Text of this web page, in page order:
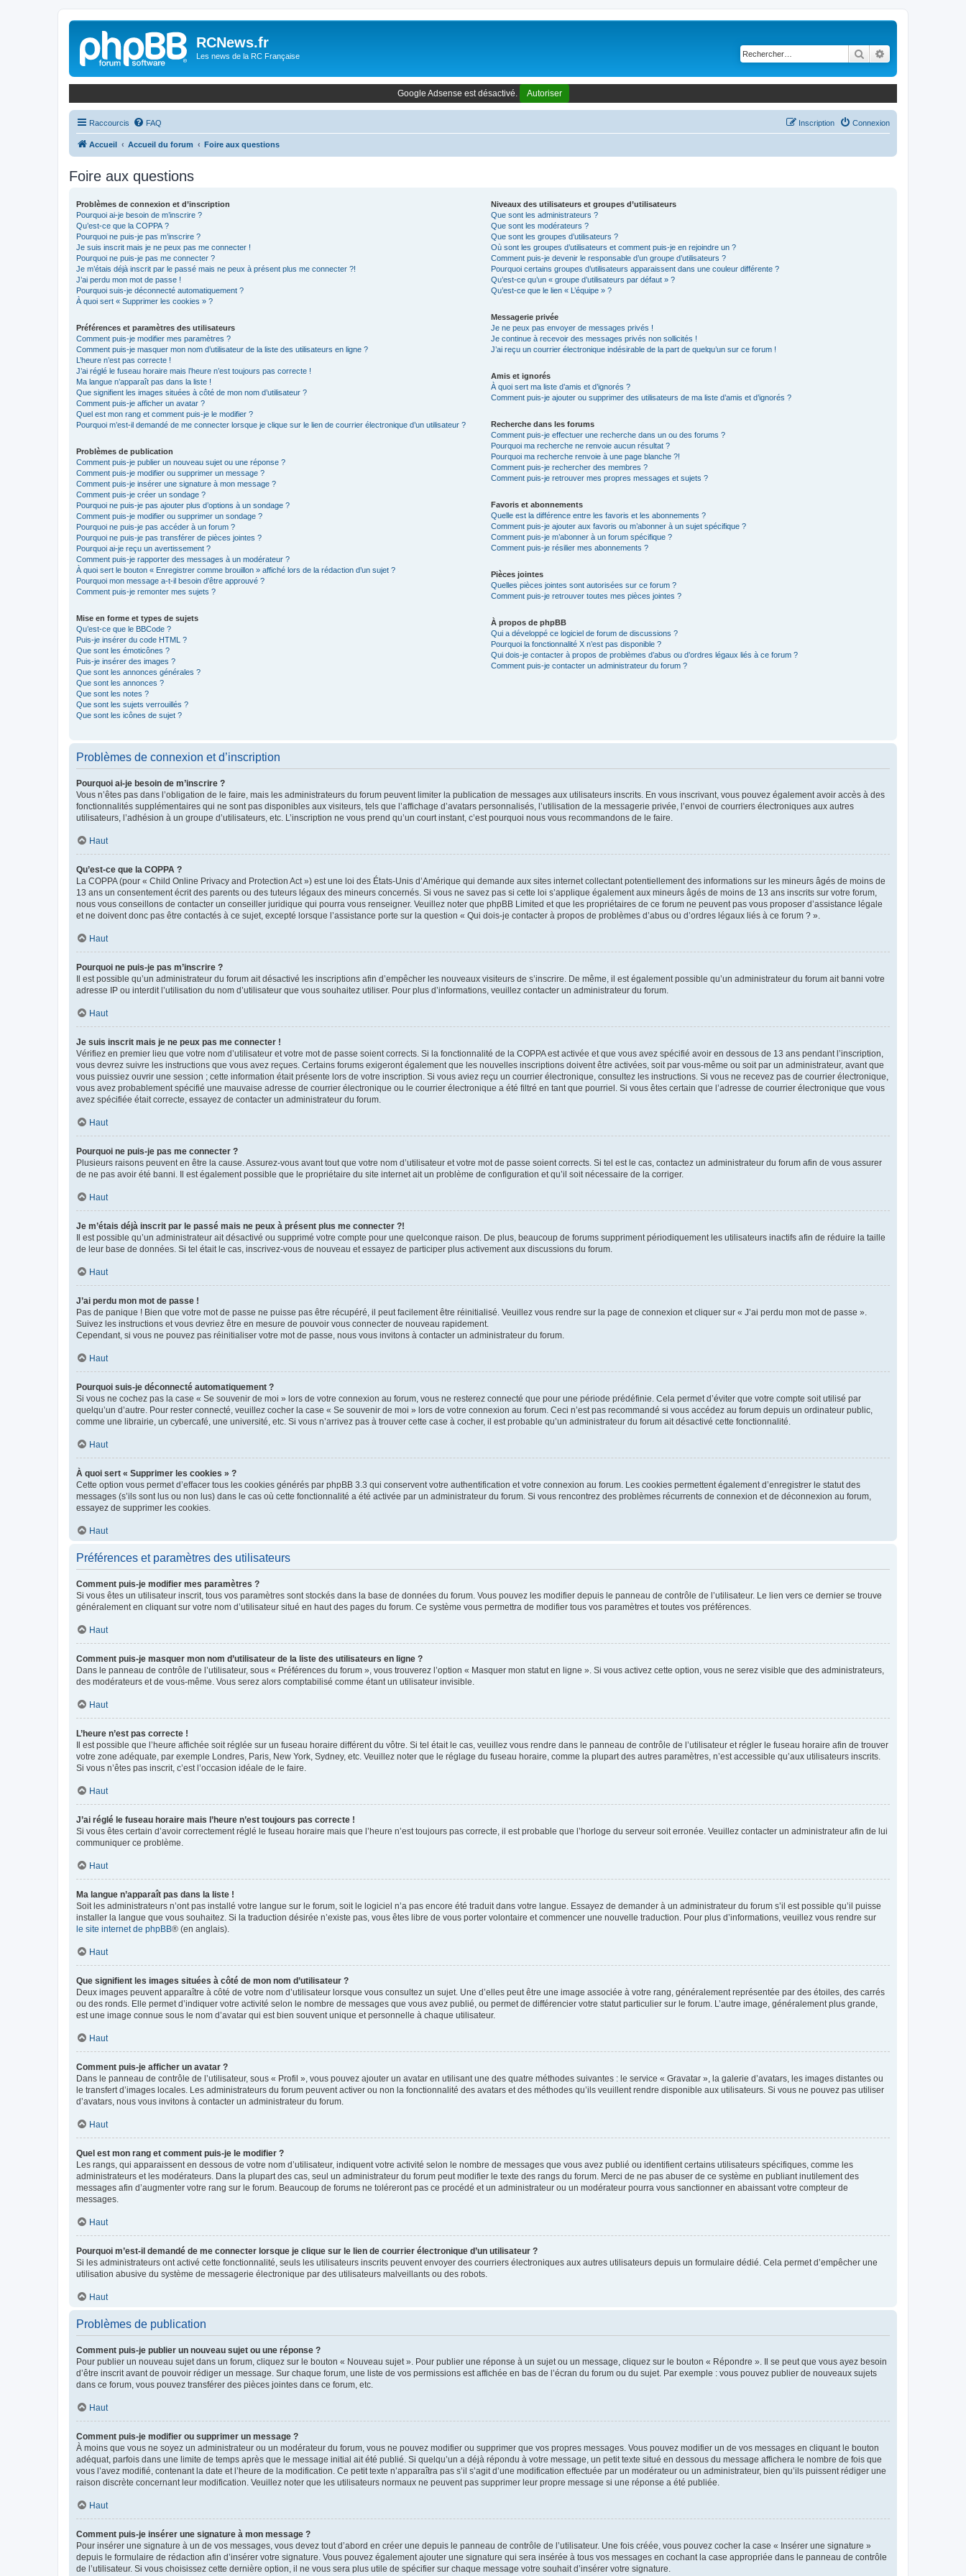
RCNews.fr
Les news de la RC Française Rechercher
Google Adsense est désactivé. Autoriser
Raccourcis FAQ Connexion
Inscription
Accueil Accueil du forum Foire aux questions
Foire aux questions
Problèmes de connexion et d’inscription
Pourquoi ai-je besoin de m’inscrire ?
Qu’est-ce que la COPPA ?
Pourquoi ne puis-je pas m’inscrire ?
Je suis inscrit mais je ne peux pas me connecter !
Pourquoi ne puis-je pas me connecter ?
Je m’étais déjà inscrit par le passé mais ne peux à présent plus me connecter ?!
J’ai perdu mon mot de passe !
Pourquoi suis-je déconnecté automatiquement ?
À quoi sert « Supprimer les cookies » ?
Préférences et paramètres des utilisateurs
Comment puis-je modifier mes paramètres ?
Comment puis-je masquer mon nom d’utilisateur de la liste des utilisateurs en ligne ?
L’heure n’est pas correcte !
J’ai réglé le fuseau horaire mais l’heure n’est toujours pas correcte !
Ma langue n’apparaît pas dans la liste !
Que signifient les images situées à côté de mon nom d’utilisateur ?
Comment puis-je afficher un avatar ?
Quel est mon rang et comment puis-je le modifier ?
Pourquoi m’est-il demandé de me connecter lorsque je clique sur le lien de courrier électronique d’un utilisateur ?
Problèmes de publication
Comment puis-je publier un nouveau sujet ou une réponse ?
Comment puis-je modifier ou supprimer un message ?
Comment puis-je insérer une signature à mon message ?
Comment puis-je créer un sondage ?
Pourquoi ne puis-je pas ajouter plus d’options à un sondage ?
Comment puis-je modifier ou supprimer un sondage ?
Pourquoi ne puis-je pas accéder à un forum ?
Pourquoi ne puis-je pas transférer de pièces jointes ?
Pourquoi ai-je reçu un avertissement ?
Comment puis-je rapporter des messages à un modérateur ?
À quoi sert le bouton « Enregistrer comme brouillon » affiché lors de la rédaction d’un sujet ?
Pourquoi mon message a-t-il besoin d’être approuvé ?
Comment puis-je remonter mes sujets ?
Mise en forme et types de sujets
Qu’est-ce que le BBCode ?
Puis-je insérer du code HTML ?
Que sont les émoticônes ?
Puis-je insérer des images ?
Que sont les annonces générales ?
Que sont les annonces ?
Que sont les notes ?
Que sont les sujets verrouillés ?
Que sont les icônes de sujet ?
Niveaux des utilisateurs et groupes d’utilisateurs
Que sont les administrateurs ?
Que sont les modérateurs ?
Que sont les groupes d’utilisateurs ?
Où sont les groupes d’utilisateurs et comment puis-je en rejoindre un ?
Comment puis-je devenir le responsable d’un groupe d’utilisateurs ?
Pourquoi certains groupes d’utilisateurs apparaissent dans une couleur différente ?
Qu’est-ce qu’un « groupe d’utilisateurs par défaut » ?
Qu’est-ce que le lien « L’équipe » ?
Messagerie privée
Je ne peux pas envoyer de messages privés !
Je continue à recevoir des messages privés non sollicités !
J’ai reçu un courrier électronique indésirable de la part de quelqu’un sur ce forum !
Amis et ignorés
À quoi sert ma liste d’amis et d’ignorés ?
Comment puis-je ajouter ou supprimer des utilisateurs de ma liste d’amis et d’ignorés ?
Recherche dans les forums
Comment puis-je effectuer une recherche dans un ou des forums ?
Pourquoi ma recherche ne renvoie aucun résultat ?
Pourquoi ma recherche renvoie à une page blanche ?!
Comment puis-je rechercher des membres ?
Comment puis-je retrouver mes propres messages et sujets ?
Favoris et abonnements
Quelle est la différence entre les favoris et les abonnements ?
Comment puis-je ajouter aux favoris ou m’abonner à un sujet spécifique ?
Comment puis-je m’abonner à un forum spécifique ?
Comment puis-je résilier mes abonnements ?
Pièces jointes
Quelles pièces jointes sont autorisées sur ce forum ?
Comment puis-je retrouver toutes mes pièces jointes ?
À propos de phpBB
Qui a développé ce logiciel de forum de discussions ?
Pourquoi la fonctionnalité X n’est pas disponible ?
Qui dois-je contacter à propos de problèmes d’abus ou d’ordres légaux liés à ce forum ?
Comment puis-je contacter un administrateur du forum ?
Problèmes de connexion et d’inscription
Pourquoi ai-je besoin de m’inscrire ?
Vous n’êtes pas dans l’obligation de le faire, mais les administrateurs du forum peuvent limiter la publication de messages aux utilisateurs inscrits. En vous inscrivant, vous pouvez également avoir accès à des
fonctionnalités supplémentaires qui ne sont pas disponibles aux visiteurs, tels que l’affichage d’avatars personnalisés, l’utilisation de la messagerie privée, l’envoi de courriers électroniques aux autres
utilisateurs, l’adhésion à un groupe d’utilisateurs, etc. L’inscription ne vous prend qu’un court instant, c’est pourquoi nous vous recommandons de le faire.
Haut
Qu’est-ce que la COPPA ?
La COPPA (pour « Child Online Privacy and Protection Act ») est une loi des États-Unis d’Amérique qui demande aux sites internet collectant potentiellement des informations sur les mineurs âgés de moins de
13 ans un consentement écrit des parents ou des tuteurs légaux des mineurs concernés. Si vous ne savez pas si cette loi s’applique également aux mineurs âgés de moins de 13 ans inscrits sur votre forum,
nous vous conseillons de contacter un conseiller juridique qui pourra vous renseigner. Veuillez noter que phpBB Limited et que les propriétaires de ce forum ne peuvent pas vous proposer d’assistance légale
et ne doivent donc pas être contactés à ce sujet, excepté lorsque l’assistance porte sur la question « Qui dois-je contacter à propos de problèmes d’abus ou d’ordres légaux liés à ce forum ? ».
Haut
Pourquoi ne puis-je pas m’inscrire ?
Il est possible qu’un administrateur du forum ait désactivé les inscriptions afin d’empêcher les nouveaux visiteurs de s’inscrire. De même, il est également possible qu’un administrateur du forum ait banni votre
adresse IP ou interdit l’utilisation du nom d’utilisateur que vous souhaitez utiliser. Pour plus d’informations, veuillez contacter un administrateur du forum.
Haut
Je suis inscrit mais je ne peux pas me connecter !
Vérifiez en premier lieu que votre nom d’utilisateur et votre mot de passe soient corrects. Si la fonctionnalité de la COPPA est activée et que vous avez spécifié avoir en dessous de 13 ans pendant l’inscription,
vous devrez suivre les instructions que vous avez reçues. Certains forums exigeront également que les nouvelles inscriptions doivent être activées, soit par vous-même ou soit par un administrateur, avant que
vous puissiez ouvrir une session ; cette information était présente lors de votre inscription. Si vous aviez reçu un courrier électronique, consultez les instructions. Si vous ne recevez pas de courrier électronique,
vous avez probablement spécifié une mauvaise adresse de courrier électronique ou le courrier électronique a été filtré en tant que pourriel. Si vous êtes certain que l’adresse de courrier électronique que vous
avez spécifiée était correcte, essayez de contacter un administrateur du forum.
Haut
Pourquoi ne puis-je pas me connecter ?
Plusieurs raisons peuvent en être la cause. Assurez-vous avant tout que votre nom d’utilisateur et votre mot de passe soient corrects. Si tel est le cas, contactez un administrateur du forum afin de vous assurer
de ne pas avoir été banni. Il est également possible que le propriétaire du site internet ait un problème de configuration et qu’il soit nécessaire de la corriger.
Haut
Je m’étais déjà inscrit par le passé mais ne peux à présent plus me connecter ?!
Il est possible qu’un administrateur ait désactivé ou supprimé votre compte pour une quelconque raison. De plus, beaucoup de forums suppriment périodiquement les utilisateurs inactifs afin de réduire la taille
de leur base de données. Si tel était le cas, inscrivez-vous de nouveau et essayez de participer plus activement aux discussions du forum.
Haut
J’ai perdu mon mot de passe !
Pas de panique ! Bien que votre mot de passe ne puisse pas être récupéré, il peut facilement être réinitialisé. Veuillez vous rendre sur la page de connexion et cliquer sur « J’ai perdu mon mot de passe ».
Suivez les instructions et vous devriez être en mesure de pouvoir vous connecter de nouveau rapidement.
Cependant, si vous ne pouvez pas réinitialiser votre mot de passe, nous vous invitons à contacter un administrateur du forum.
Haut
Pourquoi suis-je déconnecté automatiquement ?
Si vous ne cochez pas la case « Se souvenir de moi » lors de votre connexion au forum, vous ne resterez connecté que pour une période prédéfinie. Cela permet d’éviter que votre compte soit utilisé par
quelqu’un d’autre. Pour rester connecté, veuillez cocher la case « Se souvenir de moi » lors de votre connexion au forum. Ceci n’est pas recommandé si vous accédez au forum depuis un ordinateur public,
comme une librairie, un cybercafé, une université, etc. Si vous n’arrivez pas à trouver cette case à cocher, il est probable qu’un administrateur du forum ait désactivé cette fonctionnalité.
Haut
À quoi sert « Supprimer les cookies » ?
Cette option vous permet d’effacer tous les cookies générés par phpBB 3.3 qui conservent votre authentification et votre connexion au forum. Les cookies permettent également d’enregistrer le statut des
messages (s’ils sont lus ou non lus) dans le cas où cette fonctionnalité a été activée par un administrateur du forum. Si vous rencontrez des problèmes récurrents de connexion et de déconnexion au forum,
essayez de supprimer les cookies.
Haut
Préférences et paramètres des utilisateurs
Comment puis-je modifier mes paramètres ?
Si vous êtes un utilisateur inscrit, tous vos paramètres sont stockés dans la base de données du forum. Vous pouvez les modifier depuis le panneau de contrôle de l’utilisateur. Le lien vers ce dernier se trouve
généralement en cliquant sur votre nom d’utilisateur situé en haut des pages du forum. Ce système vous permettra de modifier tous vos paramètres et toutes vos préférences.
Haut
Comment puis-je masquer mon nom d’utilisateur de la liste des utilisateurs en ligne ?
Dans le panneau de contrôle de l’utilisateur, sous « Préférences du forum », vous trouverez l’option « Masquer mon statut en ligne ». Si vous activez cette option, vous ne serez visible que des administrateurs,
des modérateurs et de vous-même. Vous serez alors comptabilisé comme étant un utilisateur invisible.
Haut
L’heure n’est pas correcte !
Il est possible que l’heure affichée soit réglée sur un fuseau horaire différent du vôtre. Si tel était le cas, veuillez vous rendre dans le panneau de contrôle de l’utilisateur et régler le fuseau horaire afin de trouver
votre zone adéquate, par exemple Londres, Paris, New York, Sydney, etc. Veuillez noter que le réglage du fuseau horaire, comme la plupart des autres paramètres, n’est accessible qu’aux utilisateurs inscrits.
Si vous n’êtes pas inscrit, c’est l’occasion idéale de le faire.
Haut
J’ai réglé le fuseau horaire mais l’heure n’est toujours pas correcte !
Si vous êtes certain d’avoir correctement réglé le fuseau horaire mais que l’heure n’est toujours pas correcte, il est probable que l’horloge du serveur soit erronée. Veuillez contacter un administrateur afin de lui
communiquer ce problème.
Haut
Ma langue n’apparaît pas dans la liste !
Soit les administrateurs n’ont pas installé votre langue sur le forum, soit le logiciel n’a pas encore été traduit dans votre langue. Essayez de demander à un administrateur du forum s’il est possible qu’il puisse
installer la langue que vous souhaitez. Si la traduction désirée n’existe pas, vous êtes libre de vous porter volontaire et commencer une nouvelle traduction. Pour plus d’informations, veuillez vous rendre sur
le site internet de phpBB® (en anglais).
Haut
Que signifient les images situées à côté de mon nom d’utilisateur ?
Deux images peuvent apparaître à côté de votre nom d’utilisateur lorsque vous consultez un sujet. Une d’elles peut être une image associée à votre rang, généralement représentée par des étoiles, des carrés
ou des ronds. Elle permet d’indiquer votre activité selon le nombre de messages que vous avez publié, ou permet de différencier votre statut particulier sur le forum. L’autre image, généralement plus grande,
est une image connue sous le nom d’avatar qui est bien souvent unique et personnelle à chaque utilisateur.
Haut
Comment puis-je afficher un avatar ?
Dans le panneau de contrôle de l’utilisateur, sous « Profil », vous pouvez ajouter un avatar en utilisant une des quatre méthodes suivantes : le service « Gravatar », la galerie d’avatars, les images distantes ou
le transfert d’images locales. Les administrateurs du forum peuvent activer ou non la fonctionnalité des avatars et des méthodes qu’ils veuillent rendre disponible aux utilisateurs. Si vous ne pouvez pas utiliser
d’avatars, nous vous invitons à contacter un administrateur du forum.
Haut
Quel est mon rang et comment puis-je le modifier ?
Les rangs, qui apparaissent en dessous de votre nom d’utilisateur, indiquent votre activité selon le nombre de messages que vous avez publié ou identifient certains utilisateurs spécifiques, comme les
administrateurs et les modérateurs. Dans la plupart des cas, seul un administrateur du forum peut modifier le texte des rangs du forum. Merci de ne pas abuser de ce système en publiant inutilement des
messages afin d’augmenter votre rang sur le forum. Beaucoup de forums ne toléreront pas ce procédé et un administrateur ou un modérateur pourra vous sanctionner en abaissant votre compteur de
messages.
Haut
Pourquoi m’est-il demandé de me connecter lorsque je clique sur le lien de courrier électronique d’un utilisateur ?
Si les administrateurs ont activé cette fonctionnalité, seuls les utilisateurs inscrits peuvent envoyer des courriers électroniques aux autres utilisateurs depuis un formulaire dédié. Cela permet d’empêcher une
utilisation abusive du système de messagerie électronique par des utilisateurs malveillants ou des robots.
Haut
Problèmes de publication
Comment puis-je publier un nouveau sujet ou une réponse ?
Pour publier un nouveau sujet dans un forum, cliquez sur le bouton « Nouveau sujet ». Pour publier une réponse à un sujet ou un message, cliquez sur le bouton « Répondre ». Il se peut que vous ayez besoin
d’être inscrit avant de pouvoir rédiger un message. Sur chaque forum, une liste de vos permissions est affichée en bas de l’écran du forum ou du sujet. Par exemple : vous pouvez publier de nouveaux sujets
dans ce forum, vous pouvez transférer des pièces jointes dans ce forum, etc.
Haut
Comment puis-je modifier ou supprimer un message ?
À moins que vous ne soyez un administrateur ou un modérateur du forum, vous ne pouvez modifier ou supprimer que vos propres messages. Vous pouvez modifier un de vos messages en cliquant le bouton
adéquat, parfois dans une limite de temps après que le message initial ait été publié. Si quelqu’un a déjà répondu à votre message, un petit texte situé en dessous du message affichera le nombre de fois que
vous l’avez modifié, contenant la date et l’heure de la modification. Ce petit texte n’apparaîtra pas s’il s’agit d’une modification effectuée par un modérateur ou un administrateur, bien qu’ils puissent rédiger une
raison discrète concernant leur modification. Veuillez noter que les utilisateurs normaux ne peuvent pas supprimer leur propre message si une réponse a été publiée.
Haut
Comment puis-je insérer une signature à mon message ?
Pour insérer une signature à un de vos messages, vous devez tout d’abord en créer une depuis le panneau de contrôle de l’utilisateur. Une fois créée, vous pouvez cocher la case « Insérer une signature »
depuis le formulaire de rédaction afin d’insérer votre signature. Vous pouvez également ajouter une signature qui sera insérée à tous vos messages en cochant la case appropriée dans le panneau de contrôle
de l’utilisateur. Si vous choisissez cette dernière option, il ne vous sera plus utile de spécifier sur chaque message votre souhait d’insérer votre signature.